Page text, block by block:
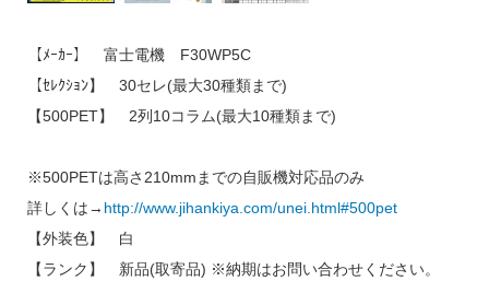
【ﾒｰｶｰ】 富士電機 F30WP5C
【ｾﾚｸｼｮﾝ】 30セレ(最大30種類まで)
【500PET】 2列10コラム(最大10種類まで)
※500PETは高さ210mmまでの自販機対応品のみ
詳しくは→ http://www.jihankiya.com/unei.html#500pet
【外装色】 白
【ランク】 新品(取寄品) ※納期はお問い合わせください。